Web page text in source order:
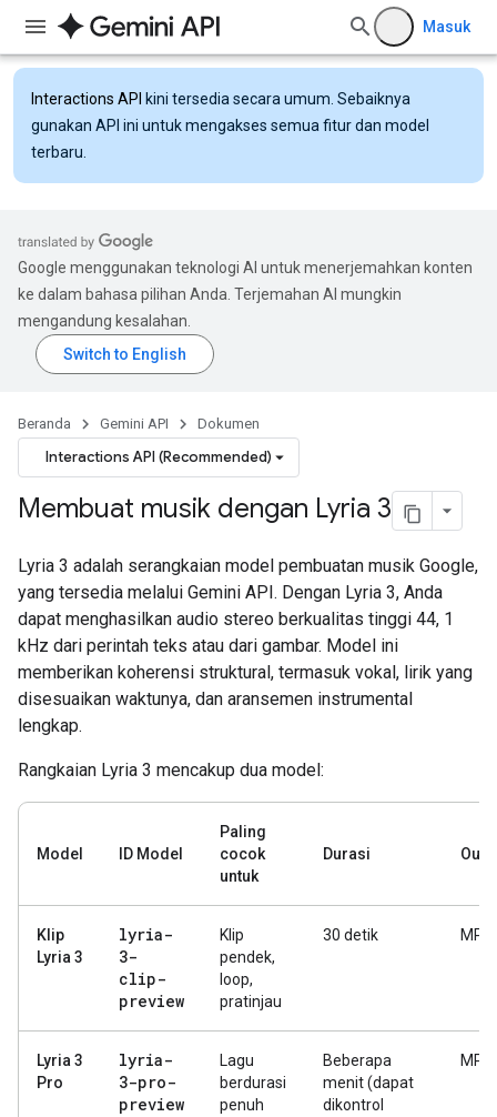
Masuk
Interactions API kini tersedia secara umum. Sebaiknya
gunakan API ini untuk mengakses semua fitur dan model
terbaru.
Google menggunakan teknologi AI untuk menerjemahkan konten
ke dalam bahasa pilihan Anda. Terjemahan AI mungkin
mengandung kesalahan.
Beranda Gemini API Dokumen
Interactions API (Recommended)
Membuat musik dengan Lyria 3
Lyria 3 adalah serangkaian model pembuatan musik Google,
yang tersedia melalui Gemini API. Dengan Lyria 3, Anda
dapat menghasilkan audio stereo berkualitas tinggi 44, 1
kHz dari perintah teks atau dari gambar. Model ini
memberikan koherensi struktural, termasuk vokal, lirik yang
disesuaikan waktunya, dan aransemen instrumental
lengkap.
Rangkaian Lyria 3 mencakup dua model:
Model ID Model
Paling
cocok
untuk
Durasi
Klip
Lyria 3
lyria-
3-
clip-
preview
Klip
pendek,
loop,
pratinjau
30 detik MP3
Lyria 3
Pro
lyria-
3-pro-
preview
Lagu
berdurasi
penuh
Beberapa
menit (dapat
dikontrol
MP3